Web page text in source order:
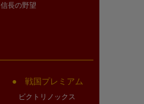
信長の野望
戦国プレミアム
ビクトリノックス